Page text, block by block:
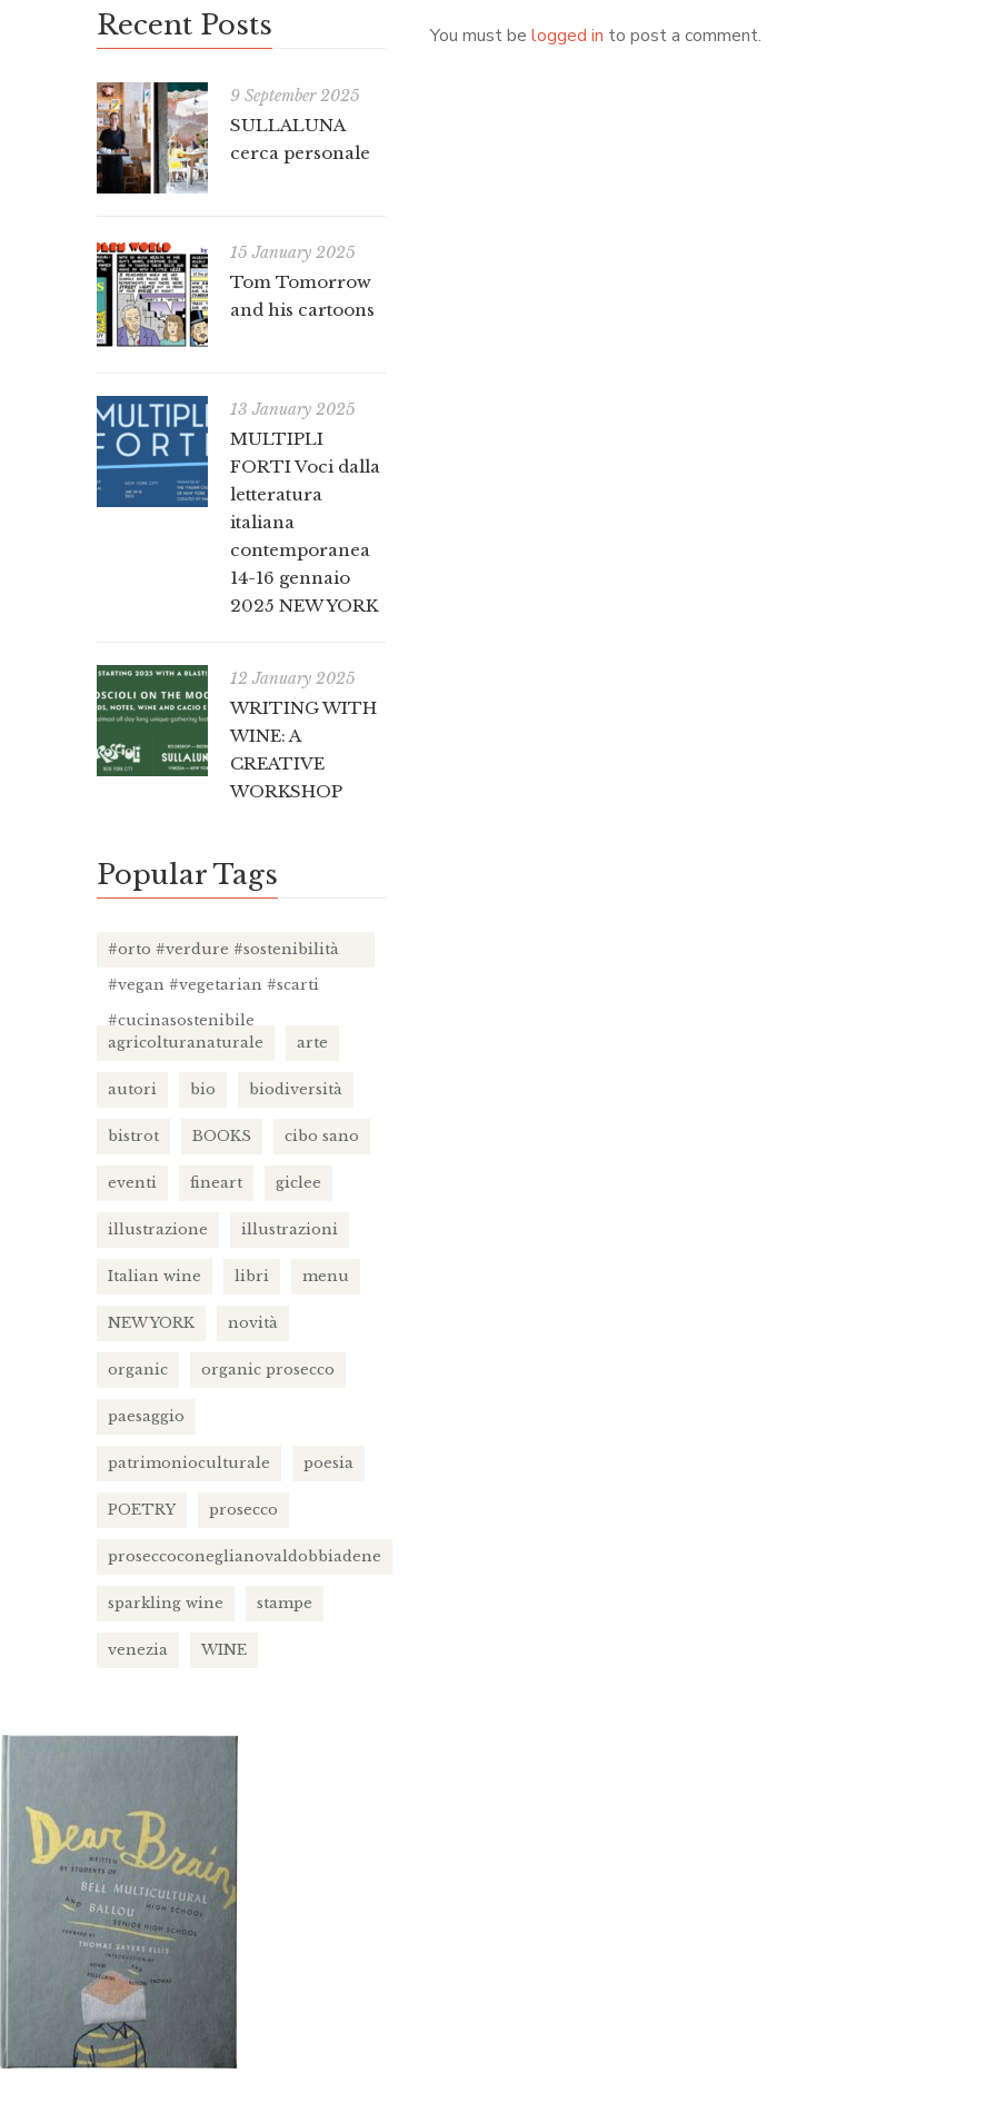
You must be logged in to post a comment.
Recent Posts
9 September 2025
SULLALUNA
cerca personale
15 January 2025
Tom Tomorrow
and his cartoons
13 January 2025
MULTIPLI
FORTI Voci dalla
letteratura
italiana
contemporanea
14-16 gennaio
2025 NEW YORK
12 January 2025
WRITING WITH
WINE: A
CREATIVE
WORKSHOP
Popular Tags
#orto #verdure #sostenibilità
#vegan #vegetarian #scarti
#cucinasostenibile
agricolturanaturale
arte
autori bio biodiversità
bistrot BOOKS cibo sano
eventi fineart giclee
illustrazione illustrazioni
Italian wine libri menu
NEW YORK novità
organic organic prosecco
paesaggio
patrimonioculturale poesia
POETRY prosecco
proseccoconeglianovaldobbiadene
sparkling wine stampe
venezia WINE